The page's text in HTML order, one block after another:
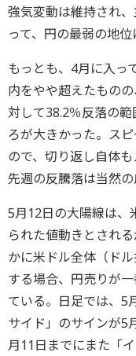
強気変動は維持され
って、円の最弱の地位
もっとも、4月に入っ
内をやや超えたもの
対して38.2％反落の
ろが大きかった。ス
ので、切り返し自体
先週の反騰落は当然の
5月12日の大陽線は、
られた値動きとされ
かに米ドル全体（ド
する場合、円売りが
ている。日足では、5
サイド」のサインが5
月11日までにまた「